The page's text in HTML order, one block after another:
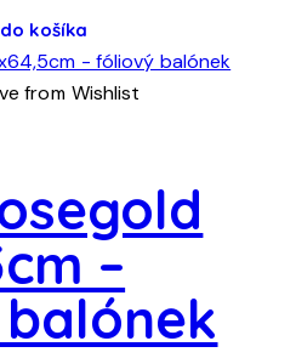
košíka
produkt
má
Možnosti
si
môžete
na
stránke
from Wishlist
–